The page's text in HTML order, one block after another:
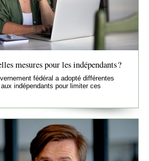
mesures pour les indépendants ?
fédéral a adopté différentes
indépendants pour limiter ces